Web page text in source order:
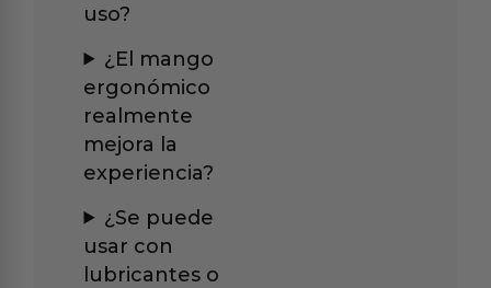
uso?
¿El mango
ergonómico
realmente
mejora la
experiencia?
¿Se puede
usar con
lubricantes o